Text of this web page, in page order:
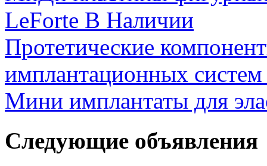
LeForte В Наличии
Протетические
имплантационных
Мини имплантаты для
Следующие объявления